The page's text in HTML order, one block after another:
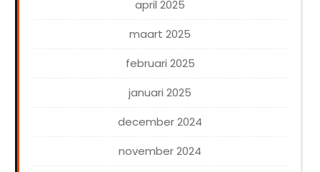
april 2025
maart 2025
februari 2025
januari 2025
december 2024
november 2024